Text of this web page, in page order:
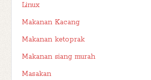
Linux
Makanan Kacang
Makanan ketoprak
Makanan siang murah
Masakan